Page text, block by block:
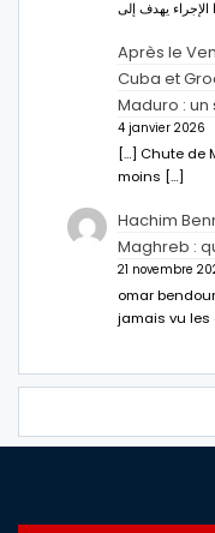
Après le
Cuba et
Maduro :
4 janvier 2026
[…] Chute de
moins […]
Hachim
Maghreb :
21 novembre
omar
jamais vu les